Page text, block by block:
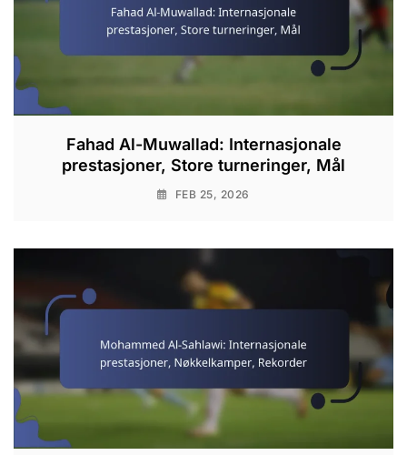
Fahad Al-Muwallad: Internasjonale
prestasjoner, Store turneringer, Mål
FEB 25, 2026